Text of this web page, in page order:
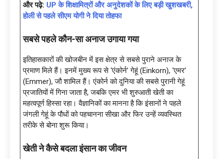
और पढ़े: UP के शिक्षामित्रों और अनुदेशकों के लिए बड़ी खुशखबरी,
होली से पहले सीएम योगी ने दिया तोहफा
सबसे पहले कौन-सा अनाज उगाया गया
इतिहासकारों की खोजबीन में इस क्षेत्र से सबसे पुराने अनाज के
प्रमाण मिले हैं। इनमें मुख्य रूप से ‘एंकोर्न’ गेहूं (Einkorn), ‘एमर’
(Emmer), जौ शामिल हैं। एंकोर्न को दुनिया की सबसे पुरानी गेहूं
प्रजातियों में गिना जाता है, जबकि एमर भी शुरुआती खेती का
महत्वपूर्ण हिस्सा रहा। वैज्ञानिकों का मानना है कि इंसानों ने पहले
जंगली गेहूं के पौधों को पहचानना सीखा और फिर उन्हें व्यवस्थित
तरीके से बोना शुरू किया।
खेती ने कैसे बदला इंसान का जीवन